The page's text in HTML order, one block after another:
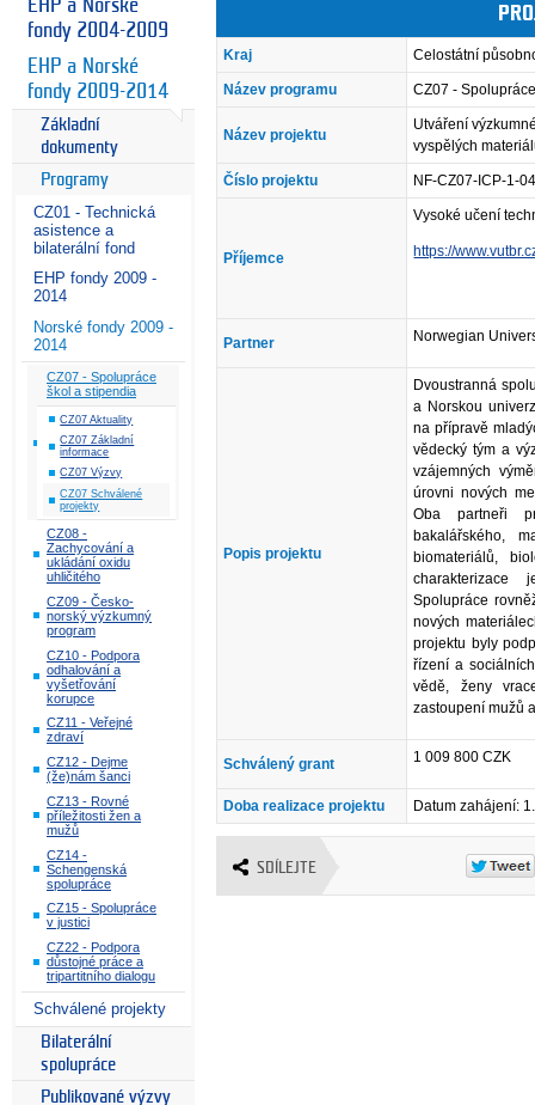
EHP a Norské
fondy 2004-2009
EHP a Norské
fondy 2009-2014
Základní
dokumenty
Programy
CZ01 - Technická
asistence a
bilaterální fond
EHP fondy 2009 -
2014
Norské fondy 2009 -
2014
CZ07 - Spolupráce
škol a stipendia
CZ07 Aktuality
CZ07 Základní
informace
CZ07 Výzvy
CZ07 Schválené
projekty
CZ08 -
Zachycování a
ukládání oxidu
uhličitého
CZ09 - Česko-
norský výzkumný
program
CZ10 - Podpora
odhalování a
vyšetřování
korupce
CZ11 - Veřejné
zdraví
CZ12 - Dejme
(že)nám šanci
CZ13 - Rovné
příležitosti žen a
mužů
CZ14 -
Schengenská
spolupráce
CZ15 - Spolupráce
v justici
CZ22 - Podpora
důstojné práce a
tripartitního dialogu
Schválené projekty
Bilaterální
spolupráce
Publikované výzvy
Kraj Celostátní
Název programu CZ07 -
Název projektu
Utváření
vyspělých
Číslo projektu NF-CZ07-ICP-1-
Příjemce
Vysoké učení
https://
Partner Norwegian
Popis projektu
Dvoustranná
a Norskou
na přípravě
vědecký tým a
vzájemných
úrovni nových
Oba partneři
bakalářského,
biomateriálů,
charakterizace
Spolupráce
nových
projektu byly
řízení a
vědě, ženy
zastoupení mužů
Schválený grant 1 009 800 CZK
Doba realizace projektu Datum zahájení:
SDÍLEJTE